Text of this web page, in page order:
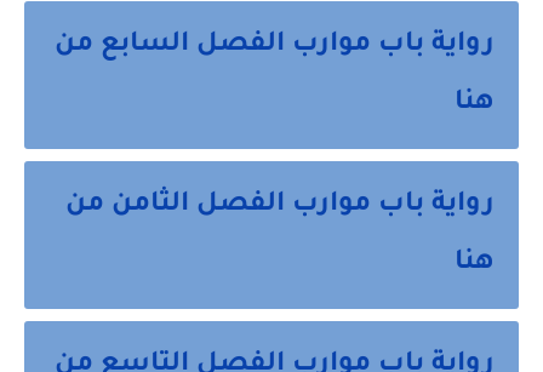
رواية باب موارب الفصل السابع من
هنا
رواية باب موارب الفصل الثامن من
هنا
رواية باب موارب الفصل التاسع من